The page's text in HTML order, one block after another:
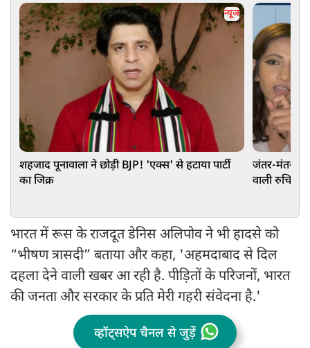
न्यूज
शहजाद पूनावाला ने छोड़ी BJP! 'एक्स' से हटाया पार्टी
का जिक्र
जंतर-मंतर
वाली रुचिका
भारत में रूस के राजदूत डेनिस अलिपोव ने भी हादसे को
“भीषण त्रासदी” बताया और कहा, 'अहमदाबाद से दिल
दहला देने वाली खबर आ रही है. पीड़ितों के परिजनों, भारत
की जनता और सरकार के प्रति मेरी गहरी संवेदना है.'
व्हॉट्सऐप चैनल से जुड़ें